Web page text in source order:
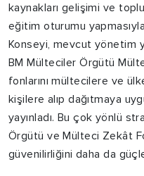
kaynakları gelişimi ve
eğitim oturumu yapmasıyla
Konseyi, mevcut yönetim
BM Mülteciler Örgütü
fonlarını mültecilere ve
kişilere alıp dağıtmaya
yayınladı. Bu çok yönlü
Örgütü ve Mülteci Zekât
güvenilirliğini daha da